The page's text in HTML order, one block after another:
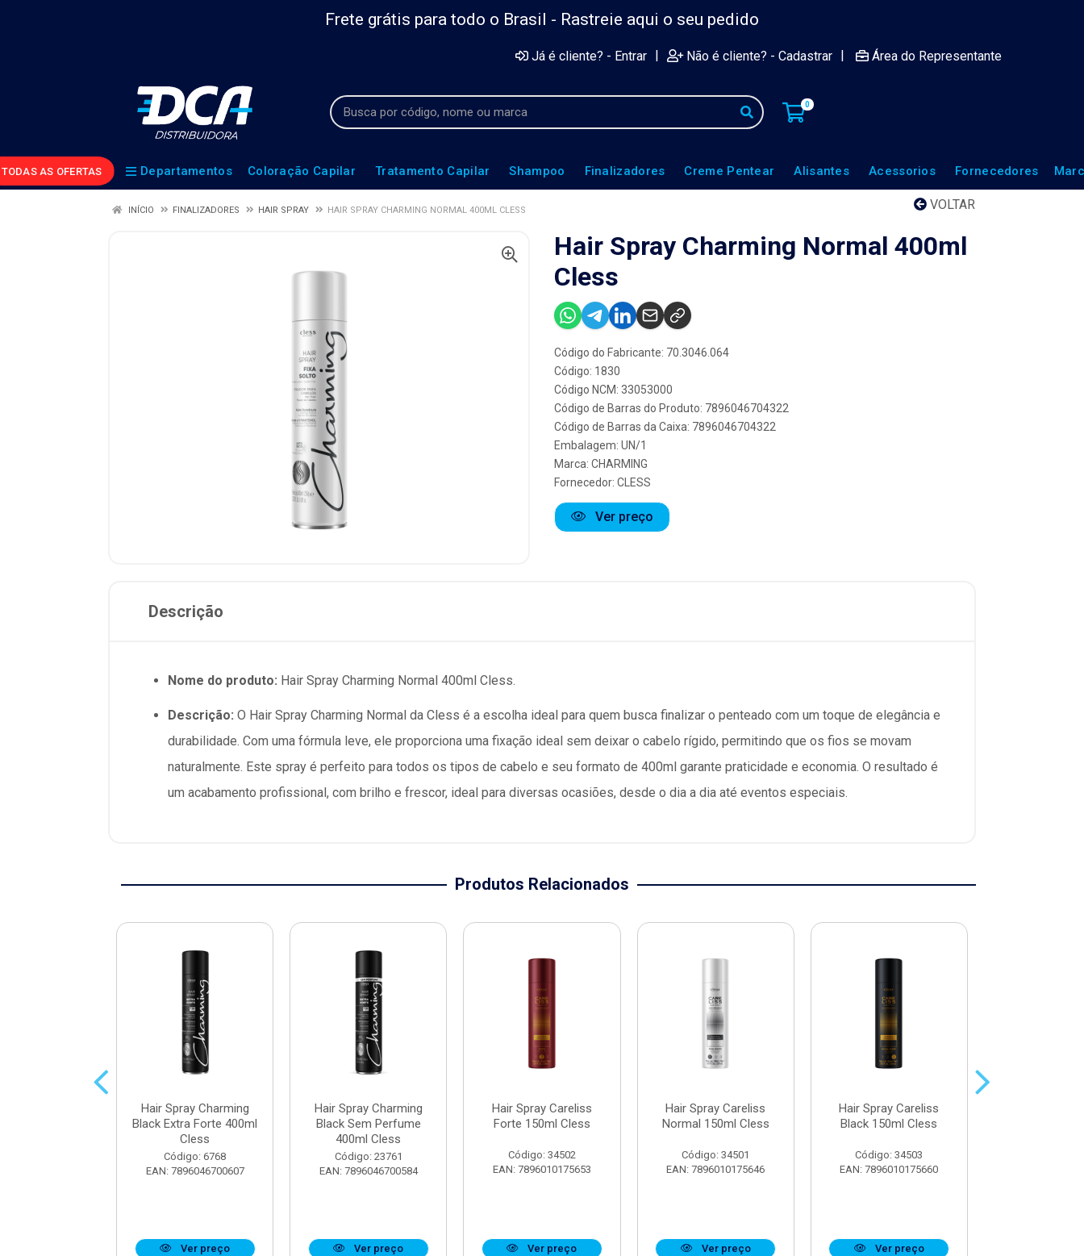
Frete grátis para todo o Brasil - Rastreie aqui o seu pedido
Já é cliente? - Entrar | Não é cliente? - Cadastrar | Área do Representante
0
TODAS AS OFERTAS Departamentos Coloração Capilar Tratamento Capilar Shampoo Finalizadores Creme Pentear Alisantes Acessorios Fornecedores
VOLTAR
INÍCIO FINALIZADORES HAIR SPRAY HAIR SPRAY CHARMING NORMAL 400ML CLESS
Hair Spray Charming Normal 400ml
Cless
Código do Fabricante: 70.3046.064
Código: 1830
Código NCM: 33053000
Código de Barras do Produto: 7896046704322
Código de Barras da Caixa: 7896046704322
Embalagem: UN/1
Marca: CHARMING
Fornecedor: CLESS
Ver preço
Descrição
Nome do produto: Hair Spray Charming Normal 400ml Cless.
Descrição: O Hair Spray Charming Normal da Cless é a escolha ideal para quem busca finalizar o penteado com um toque de elegância e
durabilidade. Com uma fórmula leve, ele proporciona uma fixação ideal sem deixar o cabelo rígido, permitindo que os fios se movam
naturalmente. Este spray é perfeito para todos os tipos de cabelo e seu formato de 400ml garante praticidade e economia. O resultado é
um acabamento profissional, com brilho e frescor, ideal para diversas ocasiões, desde o dia a dia até eventos especiais.
Produtos Relacionados
Hair Spray Charming
Black Extra Forte 400ml
Cless
Código: 6768
EAN: 7896046700607
Ver preço
Hair Spray Charming
Black Sem Perfume
400ml Cless
Código: 23761
EAN: 7896046700584
Ver preço
Hair Spray Careliss
Forte 150ml Cless
Código: 34502
EAN: 7896010175653
Ver preço
Hair Spray Careliss
Normal 150ml Cless
Código: 34501
EAN: 7896010175646
Ver preço
Hair Spray Careliss
Black 150ml Cless
Código: 34503
EAN: 7896010175660
Ver preço